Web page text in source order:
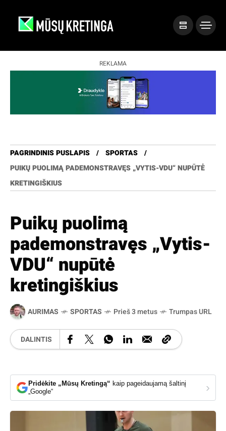
REKLAMA
PAGRINDINIS PUSLAPIS
SPORTAS
PUIKŲ PUOLIMĄ PADEMONSTRAVĘS „VYTIS-VDU“ NUPŪTĖ
KRETINGIŠKIUS
Puikų puolimą
pademonstravęs „Vytis-
VDU“ nupūtė
kretingiškius
AURIMAS SPORTAS Prieš 3 metus Trumpas URL
DALINTIS
Pridėkite „Mūsų Kretingą“ kaip pageidaujamą šaltinį
„Google“
›